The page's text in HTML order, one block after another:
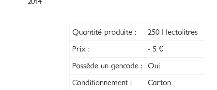
2014
Quantité produite : 250 Hectolitres
Prix : - 5 €
Possède un gencode : Oui
Conditionnement : Carton